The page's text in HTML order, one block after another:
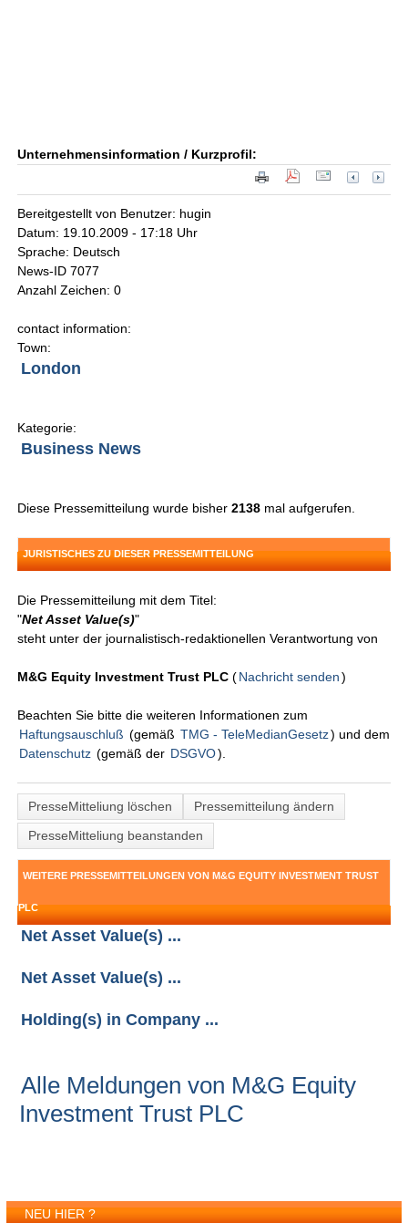
Unternehmensinformation / Kurzprofil:
Bereitgestellt von Benutzer: hugin
Datum: 19.10.2009 - 17:18 Uhr
Sprache: Deutsch
News-ID 7077
Anzahl Zeichen: 0
contact information:
Town:
London
Kategorie:
Business News
Diese Pressemitteilung wurde bisher2138 mal aufgerufen.
JURISTISCHES ZU DIESER PRESSEMITTEILUNG
Die Pressemitteilung mit dem Titel:
"Net Asset Value(s)"
steht unter der journalistisch-redaktionellen Verantwortung von
M&G Equity Investment Trust PLC (Nachricht senden )
Beachten Sie bitte die weiteren Informationen zum
Haftungsauschluß (gemäß TMG - TeleMedianGesetz) und dem
Datenschutz (gemäß der DSGVO).
PresseMitteliung löschen
Pressemitteilung ändern
PresseMitteliung beanstanden
WEITERE PRESSEMITTEILUNGEN VON M&G EQUITY INVESTMENT TRUST
PLC
Net Asset Value(s) ...
Net Asset Value(s) ...
Holding(s) in Company ...
Alle Meldungen von M&G Equity
Investment Trust PLC
NEU HIER ?